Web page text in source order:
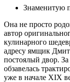
Знаменитую
Она не просто
автор
кулинарного
адресу ямщик
постоялый двор. За
обзавелась
уже в начале XIX